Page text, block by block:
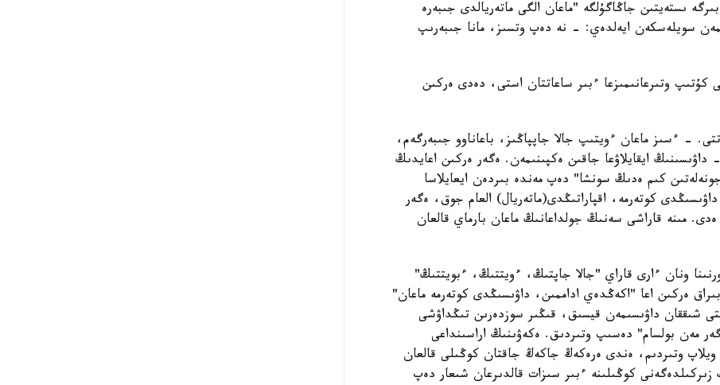
ىستەيتىن جاڭاگۇلگە "ماعان الگى ماتەريالدى جىبەرە
سويلەسكەن ايەلدەي: - نە دەپ وتسىز، مانا جىبەرىپ
وتىرعانىمىزعا ءبىر ساعاتتان استى، دەدى ەركىن
- ءسىز ماعان ءويتىپ جالا جاپپاڭىز، باعاناوو جىبەرگەم،
داۋىسىنىڭ ايقايلاۋعا جاقىن ەكپىنىمەن. ەگەر ەركىن اعايدىڭ
كىم ەدىڭ سونشا" دەپ مەندە بىردەن ايعايلاسا
كوتەرمە، اقپاراتىڭدى(ماتەريال) العام جوق، ەگەر
مىنە قاراشى سەنىڭ جولداعانىڭ ماعان بارماي قالعان
ونان ءارى قاراي "جالا جاپتىڭ، ءويتتىڭ، ءبويتتىڭ"
ەركىن اعا "اكەڭدەي اداممىن، داۋىسىڭدى كوتەرمە ماعان"
شىققان داۋىسىمەن قيسىق، قىڭىر سوزدەرىن تىڭداۋشى
مەن بولسام" دەسىپ وتىردىق. ەكەۋىنىڭ اراسىنداعى
وتىردىم، ەندى ەرەكەڭ جاكەڭ جاقتان كوڭىلى قالعان
كىشى ايەلدىڭ زىركىلدەگەنى كوڭىلىنە ءبىر سىزات قالدىرعان شىعار دەپ